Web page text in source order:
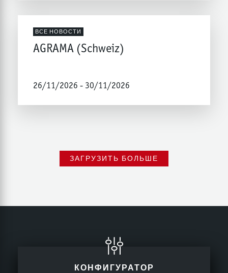
ВСЕ НОВОСТИ
AGRAMA (Schweiz)
26/11/2026 - 30/11/2026
ЗАГРУЗИТЬ БОЛЬШЕ
КОНФИГУРАТОР